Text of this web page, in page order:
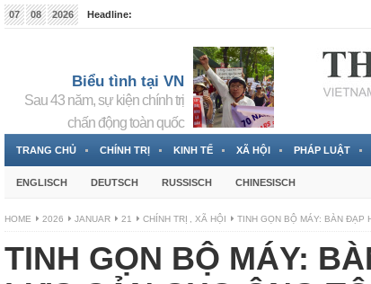
07 08 2026
Headline:
Biểu tình tại VN
Sau 43 năm, sự kiện chính trị
chấn động toàn quốc
TRANG CHỦ CHÍNH TRỊ KINH TẾ XÃ HỘI PHÁP LUẬT
ENGLISCH DEUTSCH RUSSISCH CHINESISCH
HOME 2026 JANUAR 21 CHÍNH TRỊ XÃ HỘI TINH GỌN BỘ MÁY: BÀN ĐẠP
TINH GỌN BỘ MÁY: